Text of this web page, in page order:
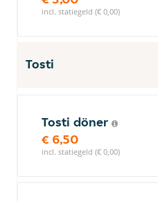
incl. statiegeld (€ 0,00)
Tosti
Tosti döner
€ 6,50
incl. statiegeld (€ 0,00)